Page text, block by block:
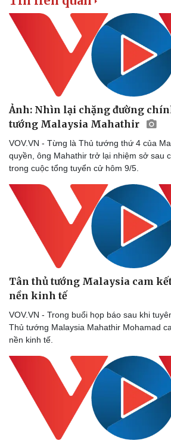
Du lịch
Tư vấn
Săn Tour
check-in
Câu
Đọc
Kể
Hạt
Ảnh: Nhìn lại chặng đường
tướng Malaysia Mahathir
VOV.VN - Từng là Thủ tướng thứ 4 của
quyền, ông Mahathir trở lại nhiệm sở sau
trong cuộc tổng tuyển cử hôm 9/5.
Tân thủ tướng Malaysia cam
nền kinh tế
VOV.VN - Trong buổi họp báo sau khi
Thủ tướng Malaysia Mahathir Mohamad
nền kinh tế.